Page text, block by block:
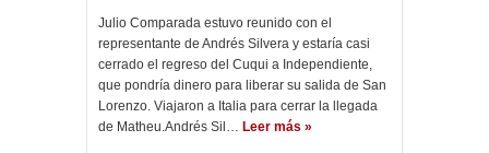
Julio Comparada estuvo reunido con el
representante de Andrés Silvera y estaría casi
cerrado el regreso del Cuqui a Independiente,
que pondría dinero para liberar su salida de San
Lorenzo. Viajaron a Italia para cerrar la llegada
de Matheu.Andrés Sil… Leer más »